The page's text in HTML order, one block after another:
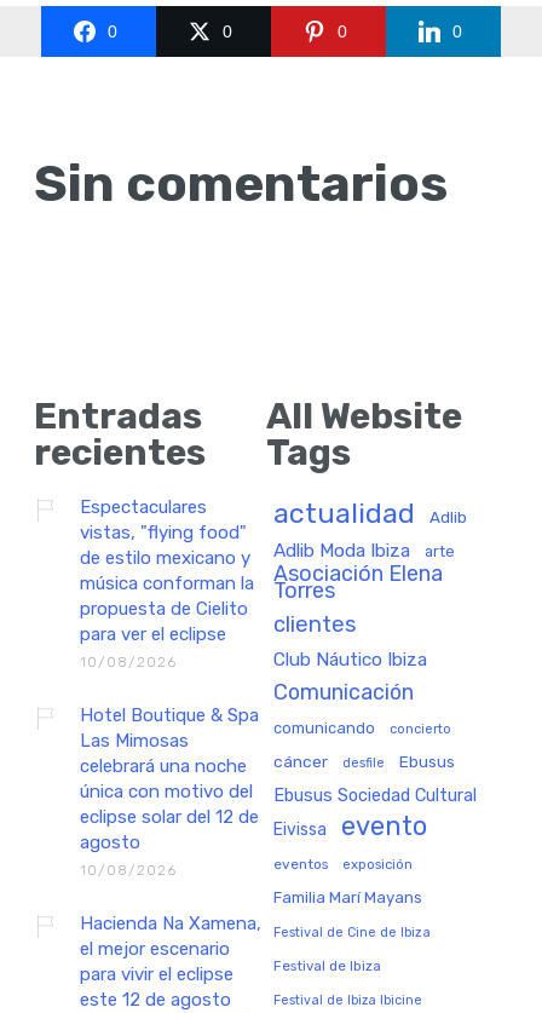
0 0 0 0
Sin comentarios
Entradas
recientes
Espectaculares
vistas, "flying food"
de estilo mexicano y
música conforman la
propuesta de Cielito
para ver el eclipse
10/08/2026
Hotel Boutique & Spa
Las Mimosas
celebrará una noche
única con motivo del
eclipse solar del 12 de
agosto
10/08/2026
Hacienda Na Xamena,
el mejor escenario
para vivir el eclipse
este 12 de agosto
All Website
Tags
actualidad Adlib
Adlib Moda Ibiza arte
Asociación Elena
Torres
clientes
Club Náutico Ibiza
Comunicación
comunicando concierto
cáncer desfile Ebusus
Ebusus Sociedad Cultural
Eivissa evento
eventos exposición
Familia Marí Mayans
Festival de Cine de Ibiza
Festival de Ibiza
Festival de Ibiza Ibicine